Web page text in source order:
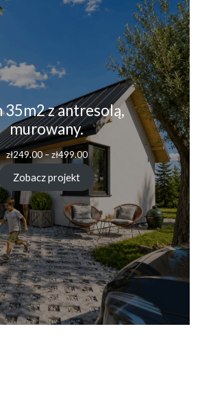
35m2 z antresolą,
murowany.
zł249.00–zł499.00
Zobacz projekt